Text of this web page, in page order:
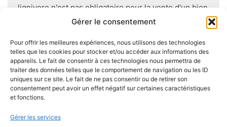
Gérer le consentement
Pour offrir les meilleures expériences, nous utilisons des technologies
telles que les cookies pour stocker et/ou accéder aux informations des
appareils. Le fait de consentir à ces technologies nous permettra de
traiter des données telles que le comportement de navigation ou les ID
uniques sur ce site. Le fait de ne pas consentir ou de retirer son
consentement peut avoir un effet négatif sur certaines caractéristiques
et fonctions.
Gérer les services
lignivore n'est pas obligatoire pour la vente d'un bien
immobilier hormis dans 20 communes du Finistère
vigilant car des chantiers de champignons lignivores
existent dans de nombreuses communes partout en
France, en particulier dans le Finistère ou à Paris.
Pour se prémunir autant que possible d'éventuelles
du logement, il convient de respecter certaines